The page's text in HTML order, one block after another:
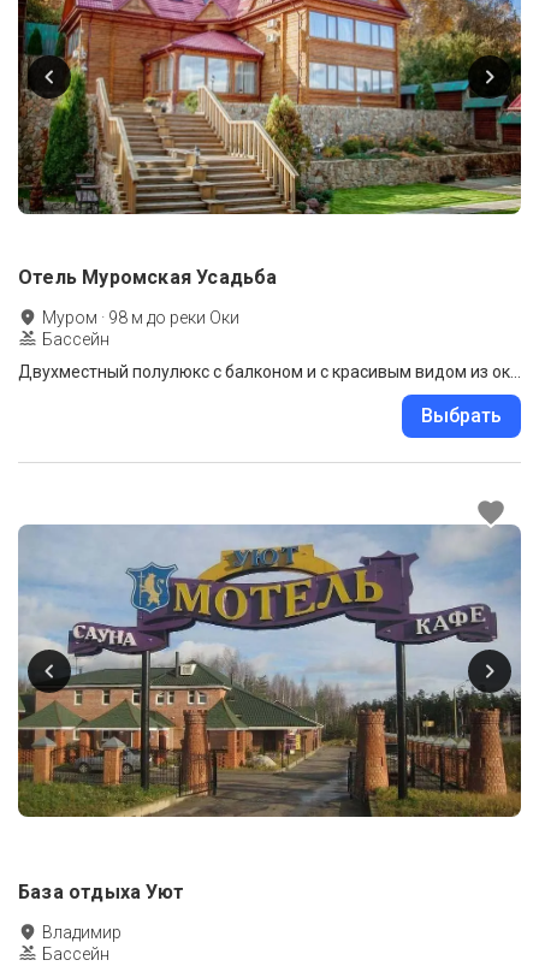
Отель Муромская Усадьба
Муром · 98 м до реки Оки
Бассейн
Выбрать
База отдыха Уют
Владимир
Бассейн